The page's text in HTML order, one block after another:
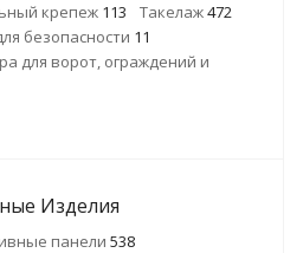
крепеж 113 Такелаж472
безопасности 11
для ворот, ограждений и
Изделия
панели 538